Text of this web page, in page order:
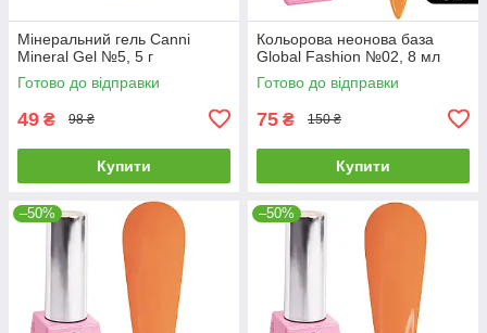
Мінеральний гель Canni
Mineral Gel №5, 5 г
Готово до відправки
49 ₴ 98 ₴
Купити
Кольорова неонова база
Global Fashion №02, 8 мл
Готово до відправки
75 ₴ 150 ₴
Купити
–50% –50%